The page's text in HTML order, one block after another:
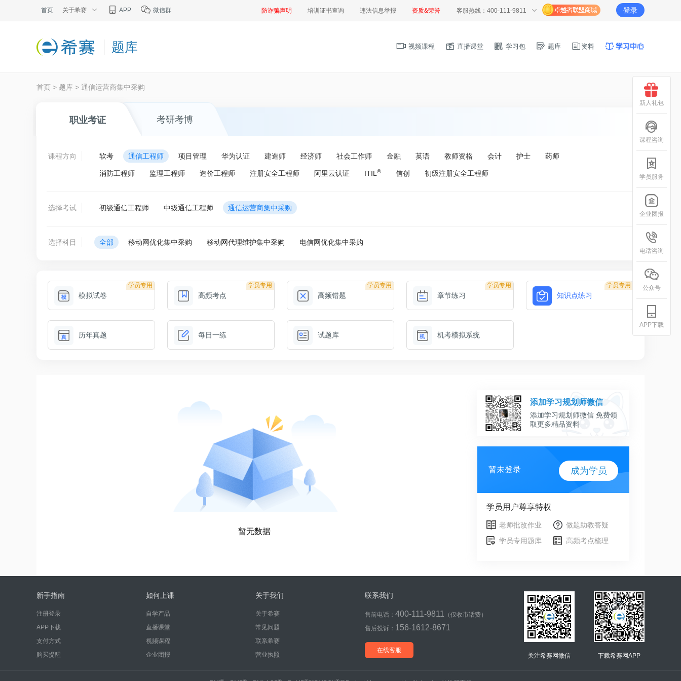
首页 关于希赛 APP 微信群 防诈骗声明 培训证书查询 违法信息举报 资质&荣誉 客服热线：400-111-9811 登录
题库 视频课程 直播课堂 学习包 题库 资料
首页 > 题库 > 通信运营商集中采购
职业考证 考研考博
课程方向 软考 通信工程师 项目管理 华为认证 建造师 经济师 社会工作师 金融 英语 教师资格 会计 护士 药师
消防工程师 监理工程师 造价工程师 注册安全工程师 阿里云认证 ITIL ® 信创 初级注册安全工程师
选择考试 初级通信工程师 中级通信工程师 通信运营商集中采购
选择科目 全部 移动网优化集中采购 移动网代理维护集中采购 电信网优化集中采购
学员专用
模拟试卷
学员专用
高频考点
学员专用
高频错题
学员专用
章节练习
学员专用
知识点练习
历年真题 每日一练 试题库 机考模拟系统
暂无数据
添加学习规划师微信
添加学习规划师微信 免费领
取更多精品资料
暂未登录 成为学员
学员用户尊享特权
老师批改作业
做题助教答疑
学员专用题库
高频考点梳理
新手指南
注册登录
APP下载
支付方式
购买提醒
如何上课
自学产品
直播课堂
视频课程
企业团报
关于我们
关于希赛
常见问题
联系希赛
营业执照
联系我们
售前电话： 400-111-9811
（仅收市话费）
售后投诉： 156-1612-8671
在线客服
关注希赛网微信 下载希赛网APP
新人礼包
课程咨询
学员服务
企业团报
电话咨询
公众号
APP下载